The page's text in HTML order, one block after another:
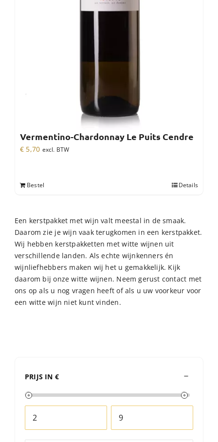
Vermentino-Chardonnay Le Puits Cendre
€ 5,70 excl. BTW
Bestel Details
Een kerstpakket met wijn valt meestal in de smaak.
Daarom zie je wijn vaak terugkomen in een kerstpakket.
Wij hebben kerstpakketten met witte wijnen uit
verschillende landen. Als echte wijnkenners én
wijnliefhebbers maken wij het u gemakkelijk. Kijk
daarom bij onze witte wijnen. Neem gerust contact met
ons op als u nog vragen heeft of als u uw voorkeur voor
een witte wijn niet kunt vinden.
PRIJS IN €